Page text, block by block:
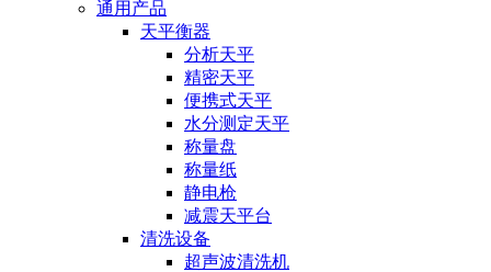
通用产品
天平衡器
分析天平
精密天平
便携式天平
水分测定天平
称量盘
称量纸
静电枪
减震天平台
清洗设备
超声波清洗机